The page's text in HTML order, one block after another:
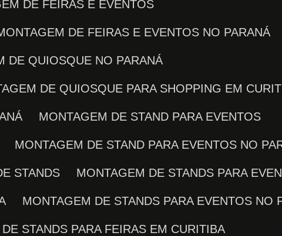
DE FEIRAS E EVENTOS
MONTAGEM DE FEIRAS E EVENTOS NO PARANÁ
DE QUIOSQUE NO PARANÁ
DE QUIOSQUE PARA SHOPPING EM
MONTAGEM DE STAND PARA EVENTOS
MONTAGEM DE STAND PARA EVENTOS NO
STANDS MONTAGEM DE STANDS PARA
MONTAGEM DE STANDS PARA EVENTOS NO
DE STANDS PARA FEIRAS EM CURITIBA